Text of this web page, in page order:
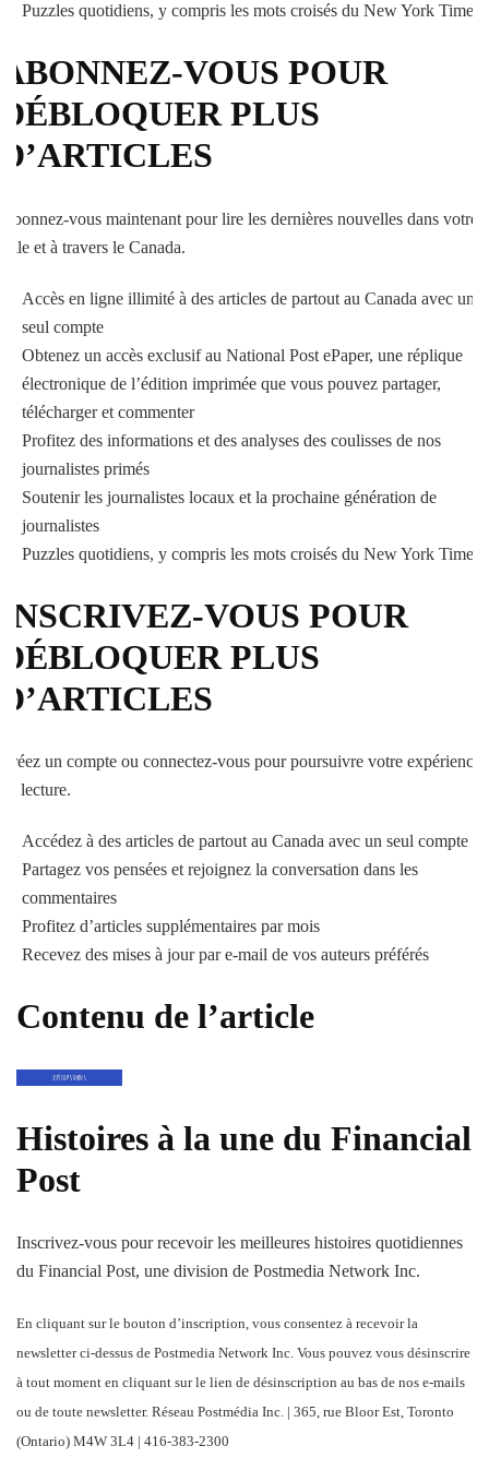
Puzzles quotidiens, y compris les mots croisés du New York Times
ABONNEZ-VOUS POUR
DÉBLOQUER PLUS
D’ARTICLES
Abonnez-vous maintenant pour lire les dernières nouvelles dans votre
ville et à travers le Canada.
Accès en ligne illimité à des articles de partout au Canada avec un
seul compte
Obtenez un accès exclusif au National Post ePaper, une réplique
électronique de l’édition imprimée que vous pouvez partager,
télécharger et commenter
Profitez des informations et des analyses des coulisses de nos
journalistes primés
Soutenir les journalistes locaux et la prochaine génération de
journalistes
Puzzles quotidiens, y compris les mots croisés du New York Times
INSCRIVEZ-VOUS POUR
DÉBLOQUER PLUS
D’ARTICLES
Créez un compte ou connectez-vous pour poursuivre votre expérience
de lecture.
Accédez à des articles de partout au Canada avec un seul compte
Partagez vos pensées et rejoignez la conversation dans les
commentaires
Profitez d’articles supplémentaires par mois
Recevez des mises à jour par e-mail de vos auteurs préférés
Contenu de l’article
Histoires à la une du Financial
Post
Inscrivez-vous pour recevoir les meilleures histoires quotidiennes
du Financial Post, une division de Postmedia Network Inc.
En cliquant sur le bouton d’inscription, vous consentez à recevoir la
newsletter ci-dessus de Postmedia Network Inc. Vous pouvez vous désinscrire
à tout moment en cliquant sur le lien de désinscription au bas de nos e-mails
ou de toute newsletter. Réseau Postmédia Inc. | 365, rue Bloor Est, Toronto
(Ontario) M4W 3L4 | 416-383-2300